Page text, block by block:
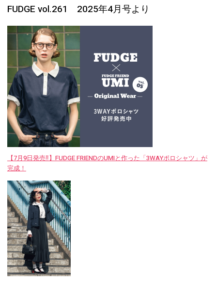
FUDGE vol.261 2025年4月号より
【7月9日発売‼︎】FUDGE FRIENDのUMIと作った「3WAYポロシャツ」が
完成！